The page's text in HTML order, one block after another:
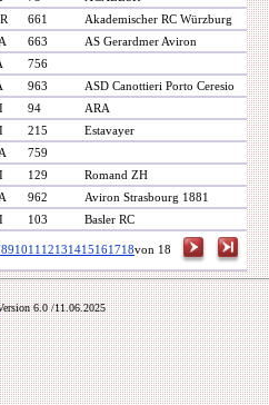
661
Akademischer RC Würzburg
663
AS Gerardmer Aviron
756
963
ASD Canottieri Porto Ceresio
94
ARA
215
Estavayer
759
129
Romand ZH
962
Aviron Strasbourg 1881
103 Basler RC
891011 12131415161718von 18
6.0/11.06.2025